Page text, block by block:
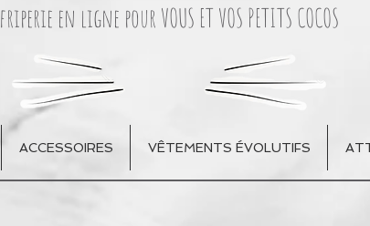
friperie en ligne pour VOUS ET VOS PETITS COCOS
ACCESSOIRES VÊTEMENTS ÉVOLUTIFS